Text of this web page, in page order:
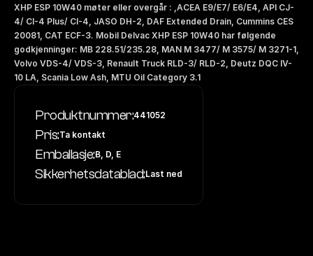
XHP ESP 10W40 møter eller overgår : ,ACEA E9/E7/ E6/E4, API CJ-
4/ CI-4 Plus/ CI-4, JASO DH-2, DAF Extended Drain, Cummins CES
20081, CAT ECF-3. Mobil Delvac XHP ESP 10W40 har følgende
godkjenninger: MB 228.51/235.28, MAN M 3477/ M 3575/ M 3271-1,
Volvo VDS-4/ VDS-3, Renault Truck RLD-3/ RLD-2, Deutz DQC IV-
10 LA, Scania Low Ash, MTU Oil Category 3.1
Produktnummer:441052
Pris:Ta kontakt
Emballasje:B, D, E
Sikkerhetsdatablad:Last ned